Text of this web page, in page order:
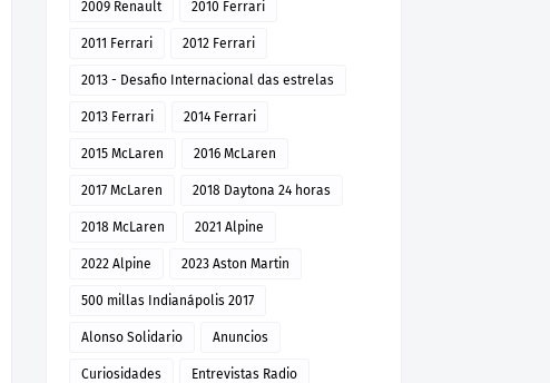
2009 Renault 2010 Ferrari
2011 Ferrari 2012 Ferrari
2013 - Desafio Internacional das estrelas
2013 Ferrari 2014 Ferrari
2015 McLaren 2016 McLaren
2017 McLaren 2018 Daytona 24 horas
2018 McLaren 2021 Alpine
2022 Alpine 2023 Aston Martin
500 millas Indianápolis 2017
Alonso Solidario Anuncios
Curiosidades Entrevistas Radio